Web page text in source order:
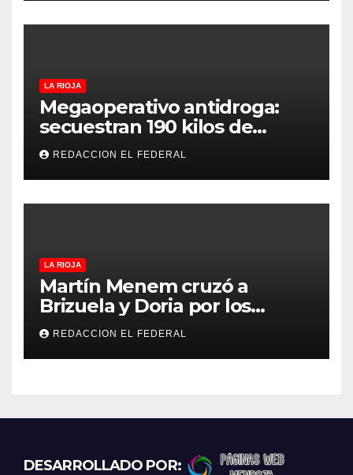
LA RIOJA
Megaoperativo antidroga:
secuestran 190 kilos de
marihuana que tenían como
destino La Rioja y Catamarca
REDACCION EL FEDERAL
LA RIOJA
Martín Menem cruzó a
Brizuela y Doria por los
incendios en Guanchín:
“Miente descaradamente”
REDACCION EL FEDERAL
DESARROLLADO POR: